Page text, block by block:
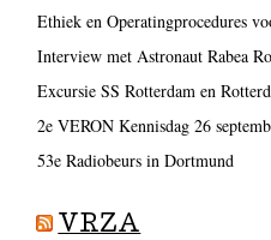
Ethiek en Operatingprocedures
Interview met Astronaut Rabea
Excursie SS Rotterdam en
2e VERON Kennisdag 26
53e Radiobeurs in Dortmund
VRZA